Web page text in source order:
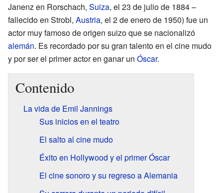
Janenz en Rorschach, Suiza, el 23 de julio de 1884 –
fallecido en Strobl, Austria, el 2 de enero de 1950) fue un
actor muy famoso de origen suizo que se nacionalizó
alemán. Es recordado por su gran talento en el cine mudo
y por ser el primer actor en ganar un Óscar.
Contenido
La vida de Emil Jannings
Sus inicios en el teatro
El salto al cine mudo
Éxito en Hollywood y el primer Óscar
El cine sonoro y su regreso a Alemania